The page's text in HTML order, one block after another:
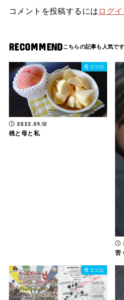
コメントを投稿するには ログ
RECOMMEND
母ゴコロ
2022.09.12
桃と母と私
苦
母ゴコロ